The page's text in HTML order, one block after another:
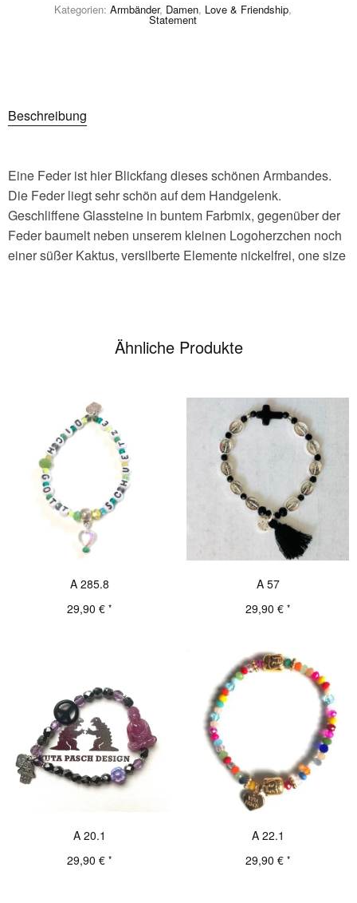
Kategorien: Armbänder, Damen, Love & Friendship,
Statement
Beschreibung
Eine Feder ist hier Blickfang dieses schönen Armbandes.
Die Feder liegt sehr schön auf dem Handgelenk.
Geschliffene Glassteine in buntem Farbmix, gegenüber der
Feder baumelt neben unserem kleinen Logoherzchen noch
einer süßer Kaktus, versilberte Elemente nickelfrei, one size
Ähnliche Produkte
A 285.8
29,90 € *
A 57
29,90 € *
A 20.1
29,90 € *
A 22.1
29,90 € *